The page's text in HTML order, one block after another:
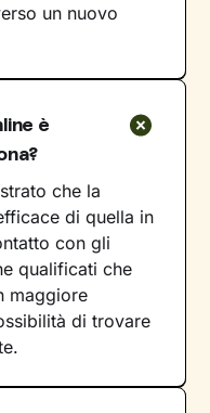
un nuovo
è
che la
di quella in
con gli
qualificati che
maggiore
di trovare